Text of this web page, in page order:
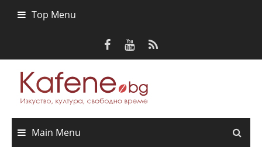
Top Menu
Main Menu